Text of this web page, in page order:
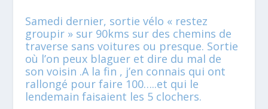
Samedi dernier, sortie vélo « restez
groupir » sur 90kms sur des chemins de
traverse sans voitures ou presque. Sortie
où l’on peux blaguer et dire du mal de
son voisin .A la fin , j’en connais qui ont
rallongé pour faire 100…..et qui le
lendemain faisaient les 5 clochers.